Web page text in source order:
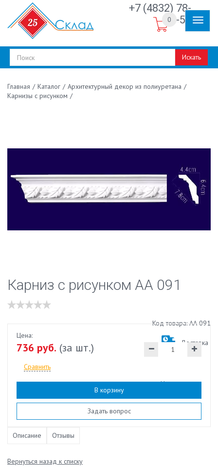
+7 (4832) 78-
30-50
Искать
0
Главная / Каталог / Архитектурный декор из полиуретана /
Карнизы с рисунком /
Карниз с рисунком АА 091
Наличие:есть
Код товара: АА 091
Доставка
Цена:
736 руб. (за шт.)
Сравнить
В корзину
Задать вопрос
Описание Отзывы
Вернуться назад к списку